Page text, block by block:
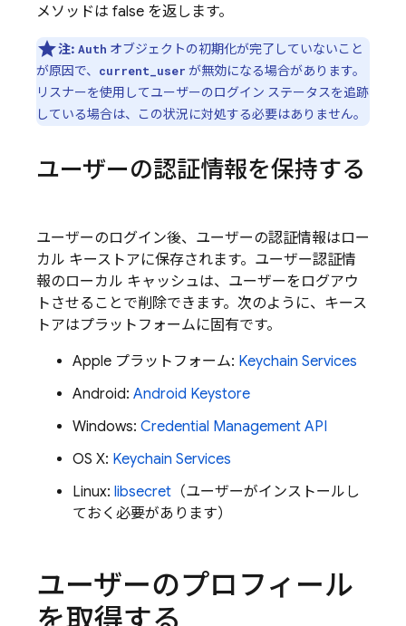
メソッドは false を返します。
注: Auth オブジェクトの初期化が完了していないこと
が原因で、
current_user が無効になる場合があります。
リスナーを使用してユーザーのログイン ステータスを追跡
している場合は、この状況に対処する必要はありません。
ユーザーの認証情報を保持する
ユーザーのログイン後、ユーザーの認証情報はロー
カル キーストアに保存されます。ユーザー認証情
報のローカル キャッシュは、ユーザーをログアウ
トさせることで削除できます。次のように、キース
トアはプラットフォームに固有です。
Apple プラットフォーム: Keychain Services
Android: Android Keystore
Windows: Credential Management API
OS X: Keychain Services
Linux: libsecret （ユーザーがインストールし
ておく必要があります）
ユーザーのプロフィール